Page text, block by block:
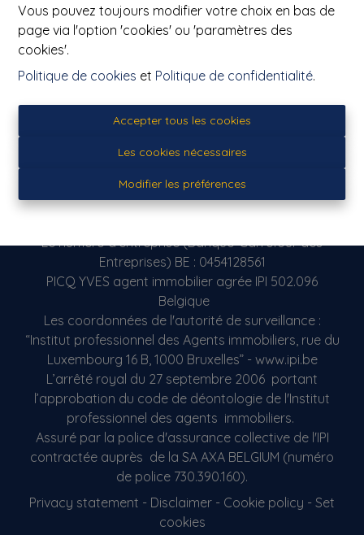
Vous pouvez toujours modifier votre choix en bas de
page via l'option 'cookies' ou 'paramètres des
cookies'.
Politique de cookies et Politique de confidentialité.
Accepter tous les cookies
Les cookies nécessaires
Modifier les préférences
PICQ Immobilier
7500 Tournai (Belgique)
Tél: 069/ 21.50.17
Fax: 069 / 866.998
Le numéro d’entreprise (Banque-Carrefour des
Entreprises) BE : 0454128561
PICQ YVES agent immobilier agrée IPI 502.096
Belgique
Les coordonnées de l'autorité de surveillance :
“Institut professionnel des Agents immobiliers, rue du
Luxembourg 16 B, 1000 Bruxelles” - www.ipi.be
L’arrêté royal du 27 septembre 2006 portant
l’approbation du code de déontologie de l'Institut
professionnel des agents immobiliers.
Assuré par la police d'assurance collective de l'IPI
contractée auprès de la SA AXA BELGIUM (numéro
de police 730.390.160).
Privacy statement - Disclaimer - Cookie policy - Set
cookies